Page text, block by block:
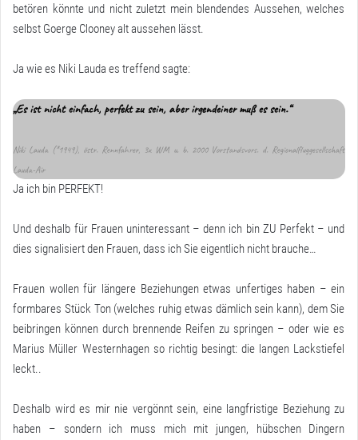
betören könnte und nicht zuletzt mein blendendes Aussehen, welches
selbst Goerge Clooney alt aussehen lässt.
Ja wie es Niki Lauda es treffend sagte:
„Es ist nicht einfach, perfekt zu sein, aber irgendeiner muß es sein.“
Niki Lauda (*1949), östr. Rennfahrer, 3x WM u. b. 2000 Vorstandsvors. d. Regionalfluggesellschaft
Lauda-Air
Ja ich bin PERFEKT!
Und deshalb für Frauen uninteressant – denn ich bin ZU Perfekt – und
dies signalisiert den Frauen, dass ich Sie eigentlich nicht brauche…
Frauen wollen für längere Beziehungen etwas unfertiges haben – ein
formbares Stück Ton (welches ruhig etwas dämlich sein kann), dem Sie
beibringen können durch brennende Reifen zu springen – oder wie es
Marius Müller Westernhagen so richtig besingt: die langen Lackstiefel
leckt..
Deshalb wird es mir nie vergönnt sein, eine langfristige Beziehung zu
haben – sondern ich muss mich mit jungen, hübschen Dingern